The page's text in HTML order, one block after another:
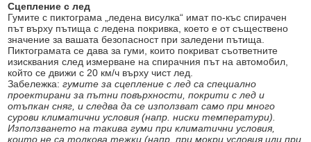
Сцепление с лед
Гумите с пиктограма „ледена висулка“ имат по-къс спирачен
път върху пътища с ледена покривка, което е от съществено
значение за вашата безопасност при заледени пътища.
Пиктограмата се дава за гуми, които покриват съответните
изисквания след измерване на спирачния път на автомобил,
който се движи с 20 км/ч върху чист лед.
Забележка:гумите за сцепление с лед са специално
проектирани за пътни повърхности, покрити с лед и
отъпкан сняг, и следва да се използват само при много
сурови климатични условия (напр. ниски температури).
Използването на такива гуми при климатични условия,
които не са толкова тежки (напр. при мокри условия или при